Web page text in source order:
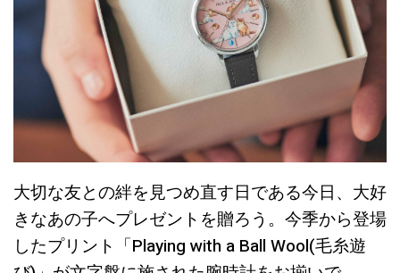
大切な友との絆を見つめ直す日である今日、大好
きなあの子へプレゼントを贈ろう。今季から登場
したプリント「Playing with a Ball Wool(毛糸遊